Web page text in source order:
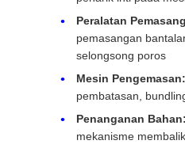
Peralatan
pemasangan
selongsong poros
Mesin Pengemasan:
pembatasan,
Penanganan Bahan:
mekanisme